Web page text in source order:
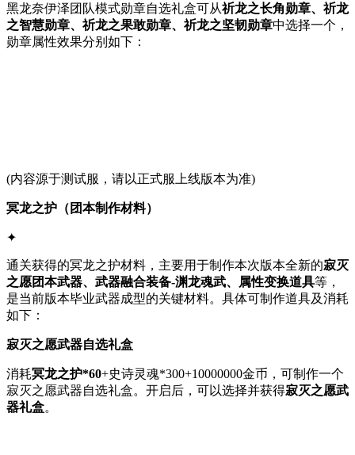
黑龙奈伊泽团队模式勋章自选礼盒可从祈龙之长角勋章、祈龙
之智慧勋章、祈龙之果敢勋章、祈龙之坚韧勋章中选择一个，
勋章属性效果分别如下：
(内容源于测试服，请以正式服上线版本为准)
冥龙之护（团本制作材料）
✦
通关获得的冥龙之护材料，主要用于制作本次版本全新的寂灭
之愿团本武器、武器融合装备-渊龙魂武、属性变换道具等，
是当前版本毕业武器成型的关键材料。具体可制作道具及消耗
如下：
寂灭之愿武器自选礼盒
消耗冥龙之护*60+史诗灵魂*300+10000000金币，可制作一个
寂灭之愿武器自选礼盒。开启后，可以选择并获得寂灭之愿武
器礼盒。